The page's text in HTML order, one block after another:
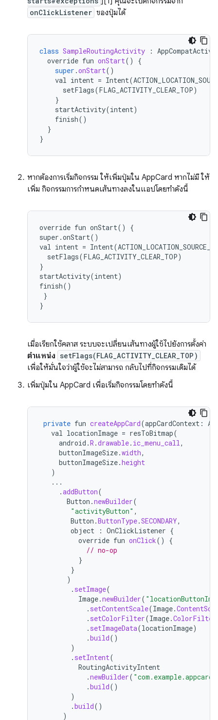
onClickListener ของปุ่มได้
class SampleRoutingActivity :
override fun onStart()
{
super .onStart()
val intent = Intent(
setFlags(FLAG_ACTIVITY_CLEAR_TOP)
}
startActivity(intent)
finish()
}
}
หากต้องการเริ่มกิจกรรม ให้เพิ่มปุ่มใน AppCard หากไม่มี ให้
เพิ่ม กิจกรรมการกำหนดเส้นทางลงในแอปโดยทำดังนี้
override fun onStart() {
super.onStart()
val intent =
  setFlags(FLAG_ACTIVITY_CLEAR_TOP)
}
startActivity(intent)
finish()
}
เมื่อเรียกใช้คลาส ระบบจะเปลี่ยนเส้นทางผู้ใช้ไปยังการตั้งค่า
ตำแหน่ง setFlags(FLAG_ACTIVITY_CLEAR_TOP)
เพื่อให้มั่นใจว่าผู้ใช้จะไม่สามารถ กลับไปที่กิจกรรมเดิมได้
เพิ่มปุ่มใน AppCard เพื่อเริ่มกิจกรรมโดยทำดังนี้
private fun createAppCard(appCardContext :
val locationImage = resToBitmap(
android .R .drawable. ic_menu_call,
buttonImageSize.width,
buttonImageSize.height
)
...
.addButton(
Button .newBuilder(
"activityButton" ,
Button .ButtonType.SECONDARY,
object
: OnClickListener {
override fun onClick()
{
// no-op
}
}
)
. setImage(
Image.newBuilder(
. setContentScale(Image.
. setColorFilter(Image.ColorFilter
. setImageData(locationImage)
.build()
)
. setIntent(
RoutingActivityIntent
.newBuilder(
.build()
)
.build()
)